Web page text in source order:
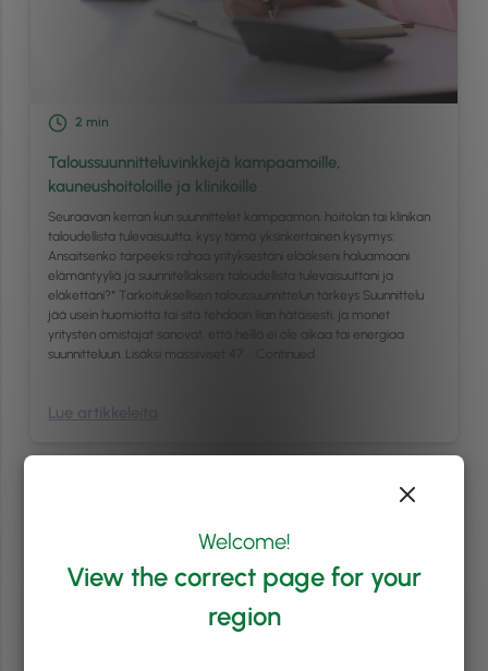
2 min
Taloussuunnitteluvinkkejä kampaamoille,
kauneushoitoloille ja klinikoille
Seuraavan kerran kun suunnittelet kampaamon, hoitolan tai klinikan
taloudellista tulevaisuutta, kysy tämä yksinkertainen kysymys:
Ansaitsenko tarpeeksi rahaa yrityksestäni elääkseni haluamaani
elämäntyyliä ja suunnitellakseni taloudellista tulevaisuuttani ja
eläkettäni?* Tarkoituksellisen taloussuunnittelun tärkeys Suunnittelu
jää usein huomiotta tai sitä tehdään liian hätäisesti, ja monet
yritysten omistajat sanovat, että heillä ei ole aikaa tai energiaa
suunnitteluun. Lisäksi massiiviset 47 …
Continued
Lue artikkeleita
Welcome!
View the correct page for your
region